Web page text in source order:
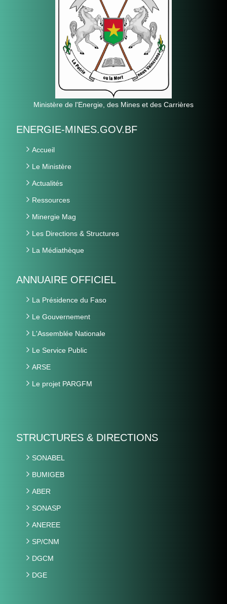
Ministère de l'Energie, des Mines et des Carrières
ENERGIE-MINES.GOV.BF
Accueil
Le Ministère
Actualités
Ressources
Minergie Mag
Les Directions & Structures
La Médiathèque
ANNUAIRE OFFICIEL
La Présidence du Faso
Le Gouvernement
L'Assemblée Nationale
Le Service Public
ARSE
Le projet PARGFM
STRUCTURES & DIRECTIONS
SONABEL
BUMIGEB
ABER
SONASP
ANEREE
SP/CNM
DGCM
DGE